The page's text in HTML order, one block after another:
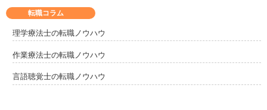
転職コラム
理学療法士の転職ノウハウ
作業療法士の転職ノウハウ
言語聴覚士の転職ノウハウ